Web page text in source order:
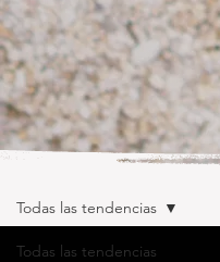
Todas las tendencias
Todas las tendencias